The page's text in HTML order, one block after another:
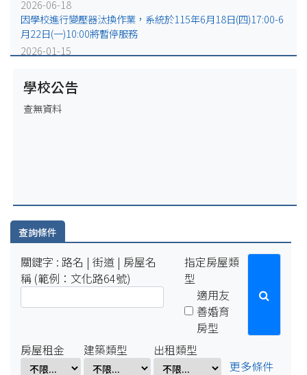
2026-06-18
因學校進行變壓器汰換作業，系統於115年6月18日(四)17:00-6
月22日(一)10:00將暫停服務
2026-01-15
(五)17:00-1月19日(一)10:00將暫停服務
2025-12-31
因配合學校電力設備緊急維修作業，系統於115年1月2日
因配合學校電氣設備檢修作業，系統於114年4月1日(二)17:00-
4月7日(一)8:00將暫停服務。
學校公告
查無資料
查詢條件
關鍵字 : 路名 | 街道 | 房屋名
稱 (範例：文化路64號)
指定房屋類
型
適用友
善婚育
房型
房屋租金
建築類型
出租類型
更多條件